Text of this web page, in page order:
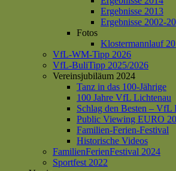
Ergebnisse 2013
Ergebnisse 2002-
Fotos
Klostermannlauf
VfL-WM-Tipp 2026
VfL-BuliTipp 2025/2026
Vereinsjubiläum 2024
Tanz in das 100-Jährige
100 Jahre VfL Lichtenau
Schlag den Besten – VfL
Public Viewing EURO
Familien-Ferien-Festival
Historische Videos
FamilienFerienFestival 2024
Sportfest 2022